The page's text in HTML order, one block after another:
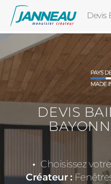
Devis
DEVIS
Choisissez
Créateur :